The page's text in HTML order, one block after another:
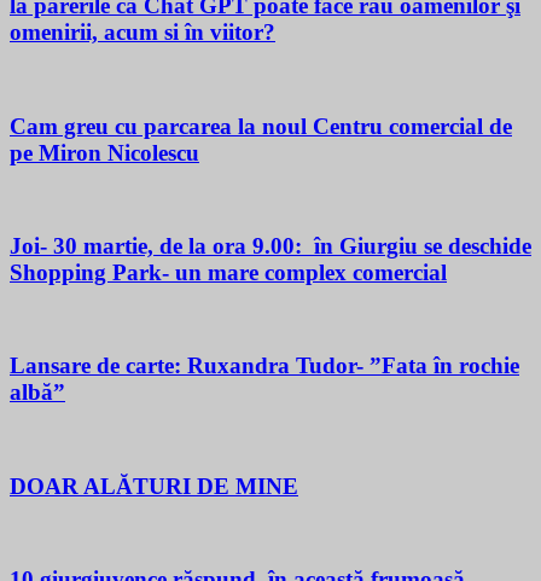
la părerile că Chat GPT poate face rău oamenilor şi
omenirii, acum si în viitor?
Cam greu cu parcarea la noul Centru comercial de
pe Miron Nicolescu
Joi- 30 martie, de la ora 9.00: în Giurgiu se deschide
Shopping Park- un mare complex comercial
Lansare de carte: Ruxandra Tudor- ”Fata în rochie
albă”
DOAR ALĂTURI DE MINE